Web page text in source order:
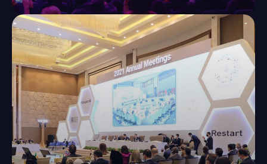
1
2
Креатив
и операционная
дисциплина. Прозрачные
процессы, смета
и контрольные точки.
Гибкость форматов
и кастомизация